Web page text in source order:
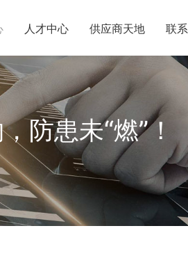
人才中心 供应商天地 联
防患未“燃”！